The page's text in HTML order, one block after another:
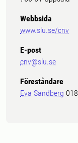
Webbsida
www.slu.se/cnv
E-post
cnv@slu.se
Föreståndare
Eva Sandberg